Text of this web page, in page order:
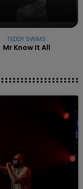
TEDDY SWIMS
Mr Know It All